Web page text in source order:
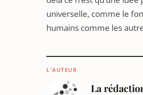
universelle, comme le
humains comme les
L'AUTEUR
La